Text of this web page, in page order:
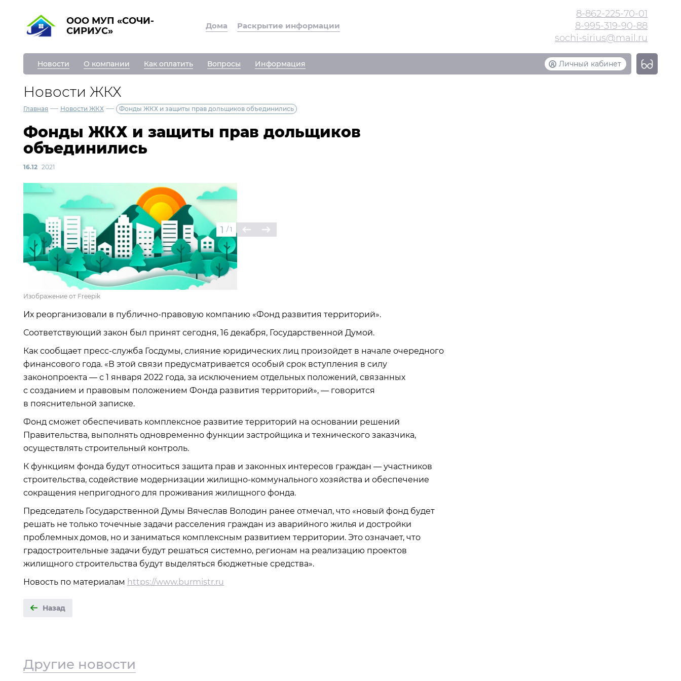
ООО МУП «СОЧИ-
СИРИУС»
Дома Раскрытие информации
8-862-225-70-01
8-995-319-90-88
sochi-sirius@mail.ru
Новости О компании Как оплатить Вопросы Информация Личный кабинет
Новости ЖКХ
Главная — Новости ЖКХ — Фонды ЖКХ и защиты прав дольщиков объединились
Фонды ЖКХ и защиты прав дольщиков
объединились
16.12 2021
1 / 1
Изображение от Freepik
Их реорганизовали в публично-правовую компанию «Фонд развития территорий».
Соответствующий закон был принят сегодня, 16 декабря, Государственной Думой.
Как сообщает пресс-служба Госдумы, слияние юридических лиц произойдет в начале очередного
финансового года. «В этой связи предусматривается особый срок вступления в силу
законопроекта — с 1 января 2022 года, за исключением отдельных положений, связанных
с созданием и правовым положением Фонда развития территорий», — говорится
в пояснительной записке.
Фонд сможет обеспечивать комплексное развитие территорий на основании решений
Правительства, выполнять одновременно функции застройщика и технического заказчика,
осуществлять строительный контроль.
К функциям фонда будут относиться защита прав и законных интересов граждан — участников
строительства, содействие модернизации жилищно-коммунального хозяйства и обеспечение
сокращения непригодного для проживания жилищного фонда.
Председатель Государственной Думы Вячеслав Володин ранее отмечал, что «новый фонд будет
решать не только точечные задачи расселения граждан из аварийного жилья и достройки
проблемных домов, но и заниматься комплексным развитием территории. Это означает, что
градостроительные задачи будут решаться системно, регионам на реализацию проектов
жилищного строительства будут выделяться бюджетные средства».
Новость по материалам https://www.burmistr.ru
Назад
Другие новости